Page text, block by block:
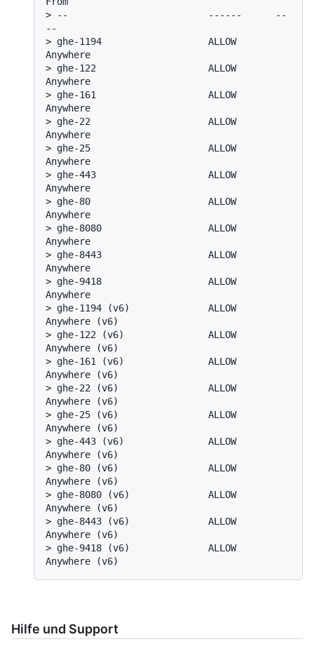
>
--                         ------      --
--
> ghe-1194                   ALLOW
Anywhere
> ghe-122                    ALLOW
Anywhere
> ghe-161                    ALLOW
Anywhere
> ghe-22                     ALLOW
Anywhere
> ghe-25                     ALLOW
Anywhere
> ghe-443                    ALLOW
Anywhere
> ghe-80                     ALLOW
Anywhere
> ghe-8080                   ALLOW
Anywhere
> ghe-8443                   ALLOW
Anywhere
> ghe-9418                   ALLOW
Anywhere
> ghe-1194 (v6)              ALLOW
Anywhere (v6)
> ghe-122 (v6)               ALLOW
Anywhere (v6)
> ghe-161 (v6)               ALLOW
Anywhere (v6)
> ghe-22 (v6)                ALLOW
Anywhere (v6)
> ghe-25 (v6)                ALLOW
Anywhere (v6)
> ghe-443 (v6)               ALLOW
Anywhere (v6)
> ghe-80 (v6)                ALLOW
Anywhere (v6)
> ghe-8080 (v6)              ALLOW
Anywhere (v6)
> ghe-8443 (v6)              ALLOW
Anywhere (v6)
> ghe-9418 (v6)              ALLOW
Anywhere (v6)
Hilfe und Support